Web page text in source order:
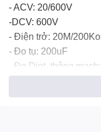
- ACV: 20/600V
-DCV: 600V
- Điện trở: 20M/
- Đo tụ: 200uF
- Đo Diot, thông
- NCV: phát hiện điện
- Hold